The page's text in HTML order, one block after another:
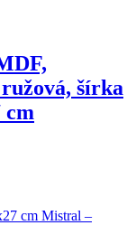
šírka
cm